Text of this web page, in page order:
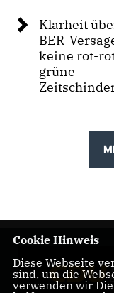
Klarheit
BER-
keine rot-
grüne
Cookie Hinweis
Diese Webseite
sind, um die
verwenden wir